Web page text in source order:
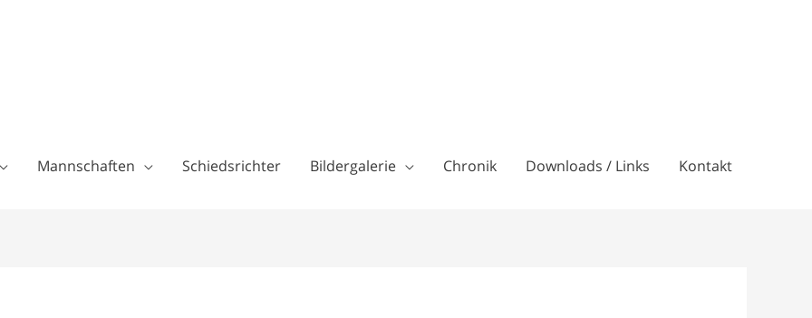
Mannschaften Schiedsrichter Bildergalerie Chronik Downloads / Links Kontakt